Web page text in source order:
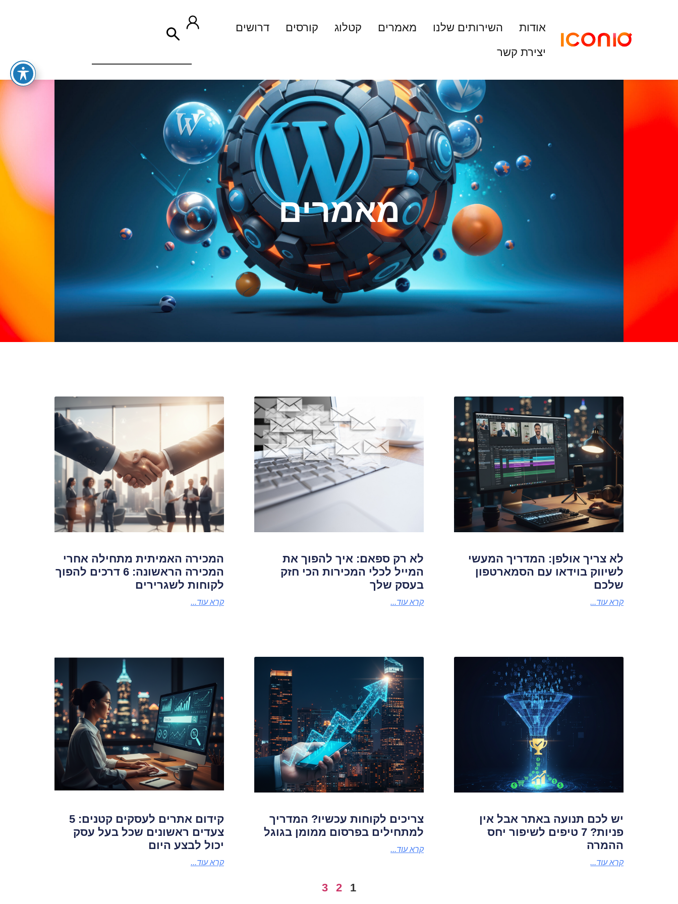
אודות השירותים שלנו מאמרים קטלוג קורסים
דרושים
יצירת קשר
מאמרים
לא צריך אולפן: המדריך המעשי
לשיווק בוידאו עם הסמארטפון
שלכם
קרא עוד...
לא רק ספאם: איך להפוך את
המייל לכלי המכירות הכי חזק
בעסק שלך
קרא עוד...
המכירה האמיתית מתחילה אחרי
המכירה הראשונה: 6 דרכים להפוך
לקוחות לשגרירים
קרא עוד...
יש לכם תנועה באתר אבל אין
פניות? 7 טיפים לשיפור יחס
ההמרה
קרא עוד...
צריכים לקוחות עכשיו? המדריך
למתחילים בפרסום ממומן בגוגל
קרא עוד...
קידום אתרים לעסקים קטנים: 5
צעדים ראשונים שכל בעל עסק
יכול לבצע היום
קרא עוד...
1
2
3